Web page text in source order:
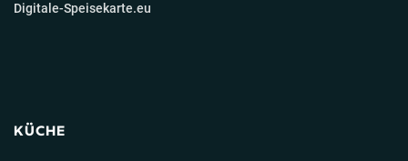
Digitale-Speisekarte.eu
KÜCHE